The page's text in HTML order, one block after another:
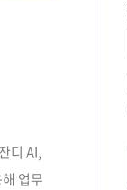
디 AI,
업무